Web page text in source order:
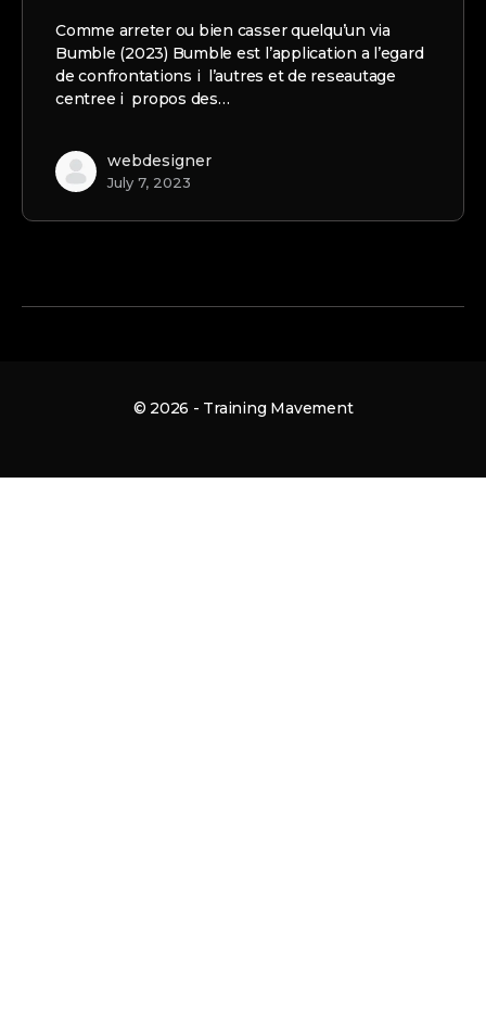
Comme arreter ou bien casser quelqu’un via
Bumble (2023) Bumble est l’application a l’egard
de confrontations i l’autres et de reseautage
centree i propos des…
webdesigner
July 7, 2023
© 2026 - Training Mavement